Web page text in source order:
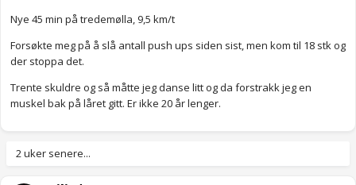
Nye 45 min på tredemølla, 9,5 km/t
Forsøkte meg på å slå antall push ups siden sist, men kom til 18 stk og
der stoppa det.
Trente skuldre og så måtte jeg danse litt og da forstrakk jeg en
muskel bak på låret gitt. Er ikke 20 år lenger.
2 uker senere...